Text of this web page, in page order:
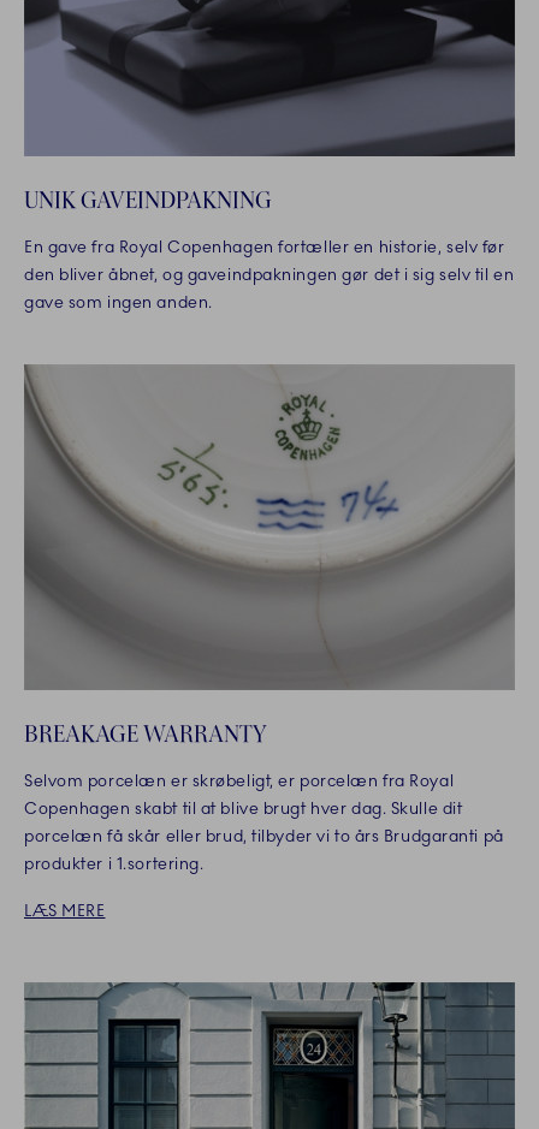
UNIK GAVEINDPAKNING
En gave fra Royal Copenhagen fortæller en historie, selv før
den bliver åbnet, og gaveindpakningen gør det i sig selv til en
gave som ingen anden.
BREAKAGE WARRANTY
Selvom porcelæn er skrøbeligt, er porcelæn fra Royal
Copenhagen skabt til at blive brugt hver dag. Skulle dit
porcelæn få skår eller brud, tilbyder vi to års Brudgaranti på
produkter i 1.sortering.
LÆS MERE